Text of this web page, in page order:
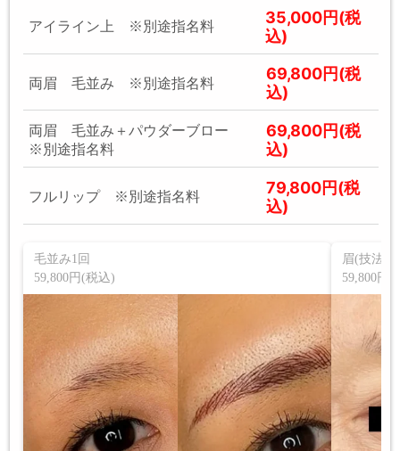
アイライン上 ※別途指名料
35,000円(税
込)
両眉 毛並み ※別途指名料
69,800円(税
込)
両眉 毛並み＋パウダーブロー
※別途指名料
69,800円(税
込)
フルリップ ※別途指名料
79,800円(税
込)
毛並み1回
59,800円(税込)
眉(技法
59,800円(